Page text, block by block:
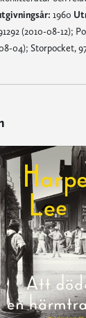
1960
(2010-08-12);
04); Storpocket,